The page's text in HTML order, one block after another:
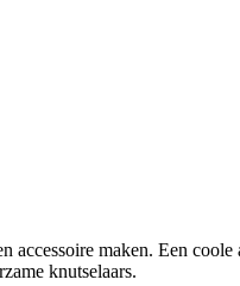
accessoire maken. Een
knutselaars.